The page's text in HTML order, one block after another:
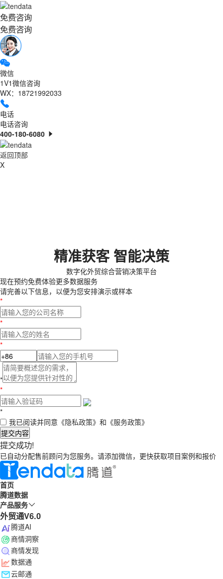
免费咨询
免费咨询
微信
1V1微信咨询
WX：18721992033
电话
电话咨询
400-180-6080
返回顶部
X
精准获客 智能决策
数字化外贸综合营销决策平台
现在预约免费体验更多数据服务
请完善以下信息，以便为您安排演示或样本
*
*
*
*
*
*
我已阅读并同意 《隐私政策》 和 《服务政策》
提交内容
提交成功!
已自动分配售前顾问为您服务。请添加微信，更快获取项目案例和报价
首页
腾道数据
产品服务
外贸通V6.0
腾道AI
商情洞察
商情发现
数据通
云邮通